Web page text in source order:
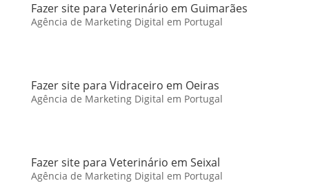
Fazer site para Veterinário em Guimarães
Agência de Marketing Digital em Portugal
Fazer site para Vidraceiro em Oeiras
Agência de Marketing Digital em Portugal
Fazer site para Veterinário em Seixal
Agência de Marketing Digital em Portugal